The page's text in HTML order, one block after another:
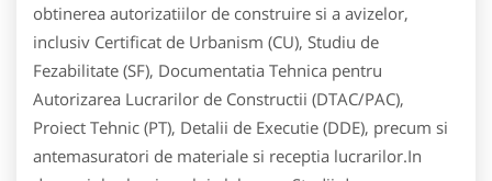
obtinerea autorizatiilor de construire si a avizelor,
inclusiv Certificat de Urbanism (CU), Studiu de
Fezabilitate (SF), Documentatia Tehnica pentru
Autorizarea Lucrarilor de Constructii (DTAC/PAC),
Proiect Tehnic (PT), Detalii de Executie (DDE), precum si
antemasuratori de materiale si receptia lucrarilor.In